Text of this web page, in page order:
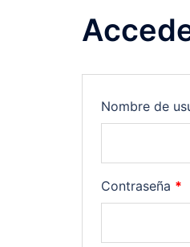
Nombre de
Contraseña *